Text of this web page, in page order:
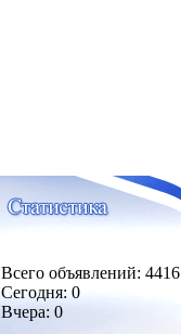
Всего объявлений: 4416
Сегодня: 0
Вчера: 0